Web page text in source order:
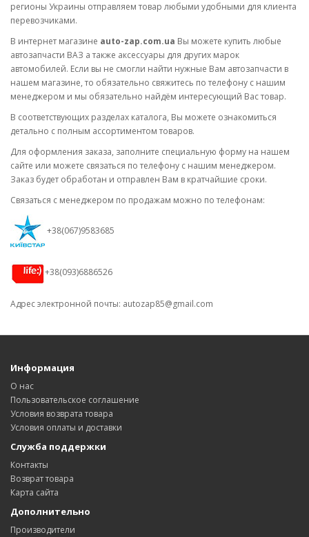
регионы Украины отправляем товар любыми удобными для клиента
перевозчиками.
В интернет магазине auto-zap.com.ua Вы можете купить любые
автозапчасти ВАЗ а также аксессуары для других марок
автомобилей. Если вы не смогли найти нужные Вам автозапчасти в
нашем магазине, то обязательно свяжитесь по телефону с нашим
менеджером и мы обязательно найдём интересующий Вас товар.
В соответствующих разделах каталога, Вы можете ознакомиться
детально с полным ассортиментом товаров.
Для оформления заказа, заполните специальную форму на нашем
сайте или можете связаться по телефону с нашим менеджером.
Заказ будет обработан и отправлен Вам в кратчайшие сроки.
Связаться с менеджером по продажам можно по телефонам:
+38(067)9583685
+38(093)6886526
Адрес электронной почты: autozap85@gmail.com
Информация
О нас
Пользовательское соглашение
Условия возврата товара
Условия оплаты и доставки
Служба поддержки
Контакты
Возврат товара
Карта сайта
Дополнительно
Производители